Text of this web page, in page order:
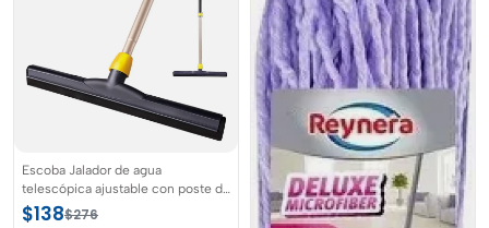
Escoba Jalador de agua
telescópica ajustable con poste de
goma de piso de alta resistencia
$138$276